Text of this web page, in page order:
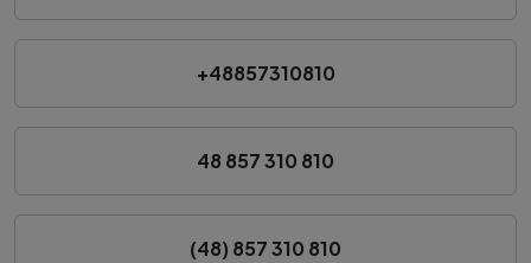
+48857310810
48 857 310 810
(48) 857 310 810